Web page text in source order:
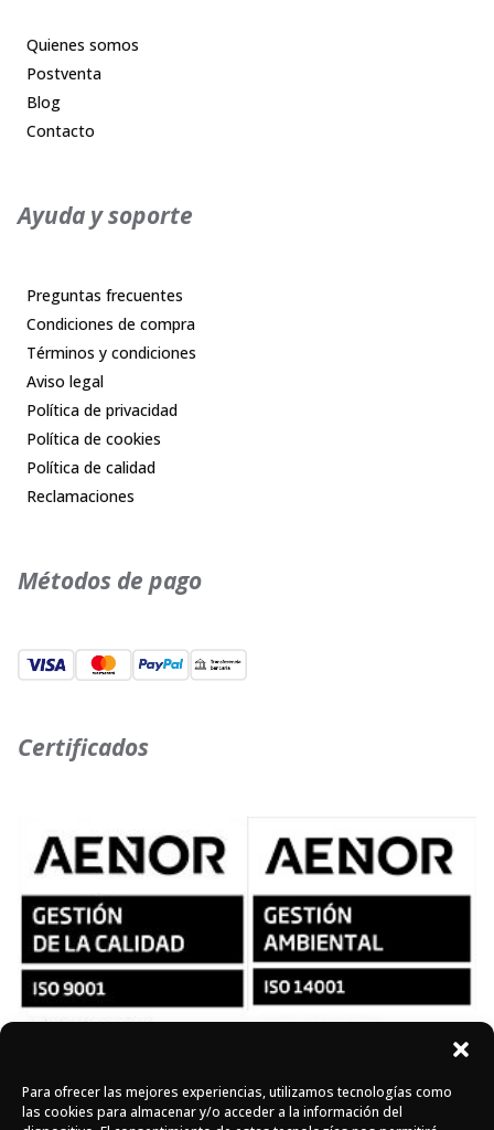
Para ofrecer las mejores experiencias, utilizamos tecnologías como
las cookies para almacenar y/o acceder a la información del
Quienes somos
Postventa
Blog
Contacto
Ayuda y soporte
Preguntas frecuentes
Condiciones de compra
Términos y condiciones
Aviso legal
Política de privacidad
Política de cookies
Política de calidad
Reclamaciones
Métodos de pago
Certificados
Síguenos en redes